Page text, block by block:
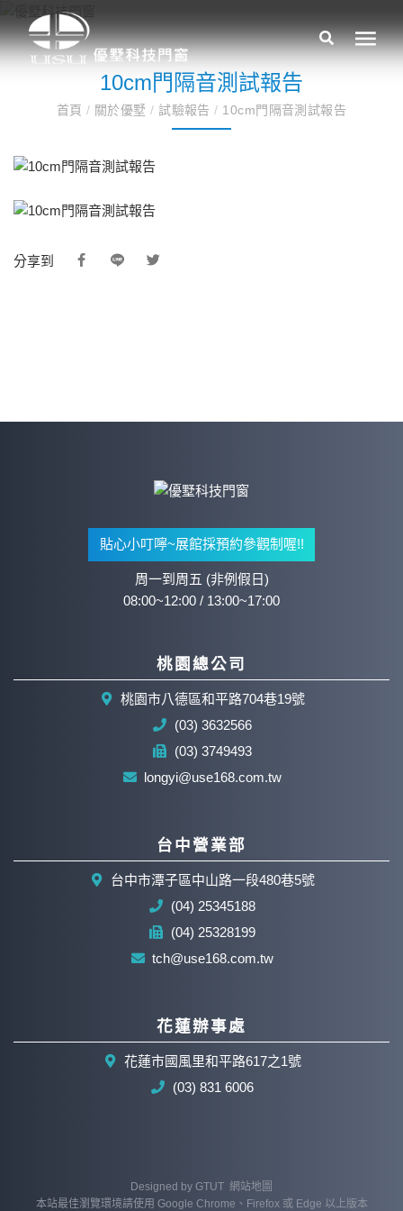
10cm門隔音測試報告
首頁/ 關於優墅/ 試驗報告/ 10cm門隔音測試報告
分享到
貼心小叮嚀~展館採預約參觀制喔!!
周一到周五 (非例假日)
08:00~12:00 / 13:00~17:00
桃園總公司
桃園市八德區和平路704巷19號
(03) 3632566
(03) 3749493
longyi@use168.com.tw
台中營業部
台中市潭子區中山路一段480巷5號
(04) 25345188
(04) 25328199
tch@use168.com.tw
花蓮辦事處
花蓮市國風里和平路617之1號
(03) 831 6006
Designed by GTUT 網站地圖
本站最佳瀏覽環境請使用 Google Chrome、Firefox 或 Edge 以上版本